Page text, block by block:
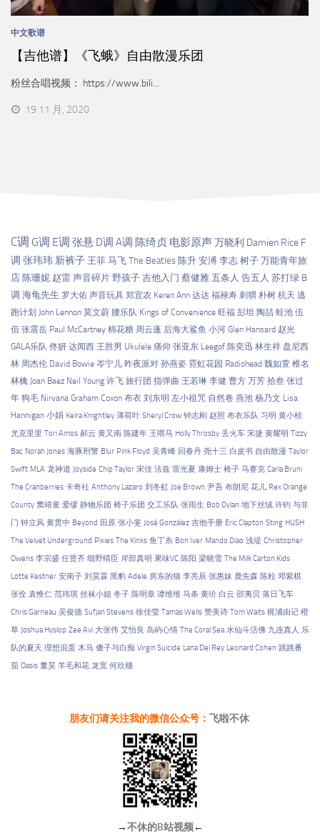
中文歌谱
【吉他谱】《飞蛾》自由散漫乐团
粉丝合唱视频： https://www.bili...
19 11 月, 2020
C调 G调 E调 张悬 D调 A调 陈绮贞 电影原声万晓利 Damien Rice F
调 张玮玮 新裤子 王菲马飞 The Beatles 陈升 安溥 李志 树子 万能青年旅
店 陈珊妮 赵雷 声音碎片 野孩子 吉他入门 蔡健雅 五条人 告五人 苏打绿 B
调 海龟先生 罗大佑 声音玩具 郑宜农 Keren Ann 达达 福禄寿 刺猬 朴树 杭天 逃
跑计划 John Lennon 莫文蔚 腰乐队 Kings of Convenience 旺福 彭坦 陶喆 蛙池 伍
佰 张震岳 Paul McCartney 棉花糖 周云蓬 后海大鲨鱼 小河 Glen Hansard 赵光
GALA乐队 佟妍 达闻西 王胜男 Ukulele 痛仰 张亚东 Leegof 陈奕迅 林生祥 盘尼西
林 周杰伦 David Bowie 岑宁儿 昨夜派对 孙燕姿 霓虹花园 Radiohead 魏如萱 椎名
林檎 Joan Baez Neil Young 许飞 旅行团 指弹曲 王若琳 李健 曹方 万芳 拾叁 张过
年 狗毛 Nirvana Graham Coxon 布衣 刘东明 左小祖咒 自然卷 燕池 杨乃文 Lisa
Hannigan 小娟 Keira Knightley 薄荷叶 Sheryl Crow 钟志刚 赵照 布衣乐队 习明 黄小桢
尤克里里 Tori Amos 郝云 黄又南 陈建年 王喂马 Holly Throsby 丢火车 宋捷 黄耀明 Tizzy
Bac Norah Jones 海豚刑警 Blur Pink Floyd 吴青峰 回春丹 尧十三 白皮书 自由散漫 Taylor
Swift MLA 龙神道 Joyside Chip Taylor 宋佳 法兹 雷光夏 康姆士 椅子 马赛克 Carla Bruni
The Cranberries 卡奇社 Anthony Lazaro 刘冬虹 Joe Brown 尹吾 布朗尼 花儿 Rex Orange
County 窦靖童 爱缪 静物乐团 椅子乐团 交工乐队 张雨生 Bob Dylan 地下丝绒 许钧 与非
门 钟立风 黄贯中 Beyond 田原 张小斐 José González 吉他手册 Eric Clapton Sting HUSH
The Velvet Underground Pixies The Kinks 鱼丁糸 Bon Iver Mando Diao 浅堤 Christopher
Owens 李宗盛 任贤齐 细野晴臣 岸部真明 果味VC 陈阳 梁晓雪 The Milk Carton Kids
Lotte Kestner 安南子 刘昊霖 黑豹 Adele 房东的猫 李亮辰 张惠妹 鹿先森 陈粒 邓紫棋
张佺 袁惟仁 范玮琪 丝袜小姐 冬子 陈明章 谭维维 马条 黄玠 白云 邵夷贝 落日飞车
Chris Garneau 吴俊德 Sufjan Stevens 徐佳莹 Tamas Wells 赞美诗 Tom Waits 梶浦由记 橙
草 Joshua Hyslop Zee Avi 大张伟 艾怡良 岛屿心情 The Coral Sea 水仙斗活佛 九连真人 乐
队的夏天 理想混蛋 木马 傻子与白痴 Virgin Suicide Lana Del Rey Leonard Cohen 跳跳番
茄 Oasis 董昊 羊毛和花 龙宽 何欣穗
朋友们请关注我的微信公众号： 飞啦不休
→不休的B站视频←